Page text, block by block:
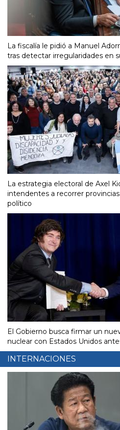
La fiscalía le pidió a Manuel
tras detectar irregularidades en
La estrategia electoral de Axel
intendentes a recorrer
político
El Gobierno busca firmar un
nuclear con Estados Unidos
INTERNACIONES